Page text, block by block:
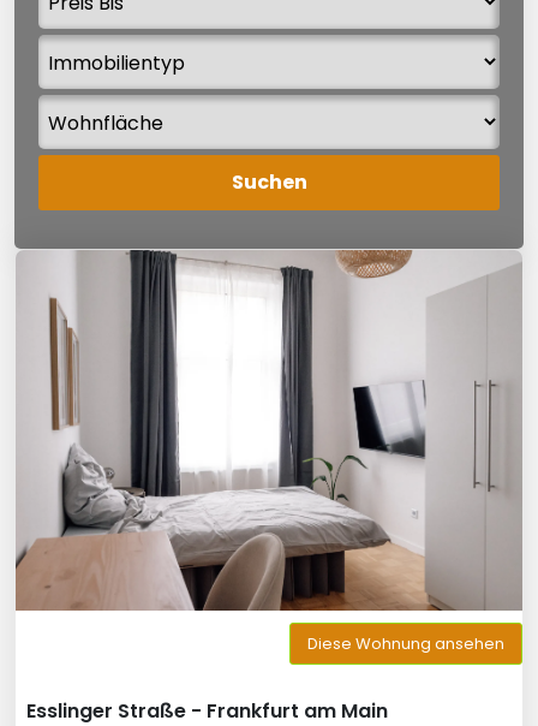
Diese Wohnung ansehen
Esslinger Straße - Frankfurt am Main